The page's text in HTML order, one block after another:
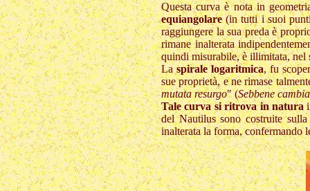
Questa curva è nota in
equiangolare(in tutti i suoi punti
raggiungere la sua preda è
rimane inalterata
quindi misurabile, è illimitata,
Laspirale logaritmica, fu
sue proprietà, e ne rimase
mutata resurgo" (Sebbene
Tale curva si ritrova in natura
del Nautilus sono costruite
inalterata la forma, confermando